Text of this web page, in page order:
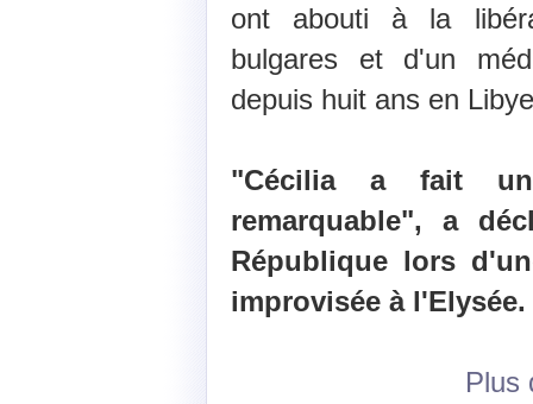
ont abouti à la
bulgares et d'un
depuis huit ans en
"Cécilia a fait
remarquable", a
République lors
improvisée à l'Elysée.
Plus